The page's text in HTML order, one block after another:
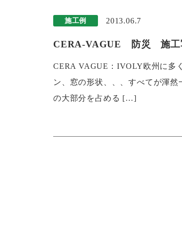
施工例 2013.06.7
CERA-VAGUE 防災 施工
CERA VAGUE：IVOLY欧州に多
ン、窓の形状、、、すべてが渾
の大部分を占める […]